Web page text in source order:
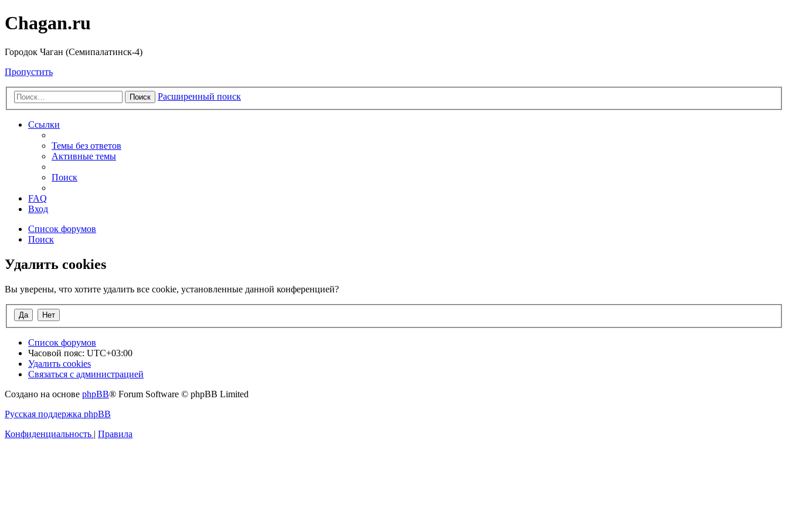
Chagan.ru
Городок Чаган (Семипалатинск-4)
Пропустить
Поиск Расширенный поиск
Ссылки
Темы без ответов
Активные темы
Поиск
FAQ
Вход
Список форумов
Поиск
Удалить cookies
Вы уверены, что хотите удалить все cookie, установленные данной конференцией?
Список форумов
Часовой пояс: UTC+03:00
Удалить cookies
Связаться с администрацией
Создано на основе phpBB® Forum Software © phpBB Limited
Русская поддержка phpBB
Конфиденциальность | Правила